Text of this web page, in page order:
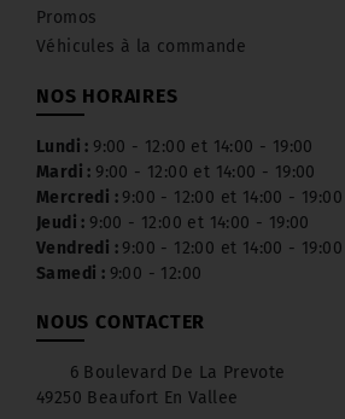
Promos
Véhicules à la commande
NOS HORAIRES
Lundi : 9:00 - 12:00 et 14:00 - 19:00
Mardi : 9:00 - 12:00 et 14:00 - 19:00
Mercredi : 9:00 - 12:00 et 14:00 - 19:00
Jeudi : 9:00 - 12:00 et 14:00 - 19:00
Vendredi : 9:00 - 12:00 et 14:00 - 19:00
Samedi : 9:00 - 12:00
NOUS CONTACTER
6 Boulevard De La Prevote
49250 Beaufort En Vallee